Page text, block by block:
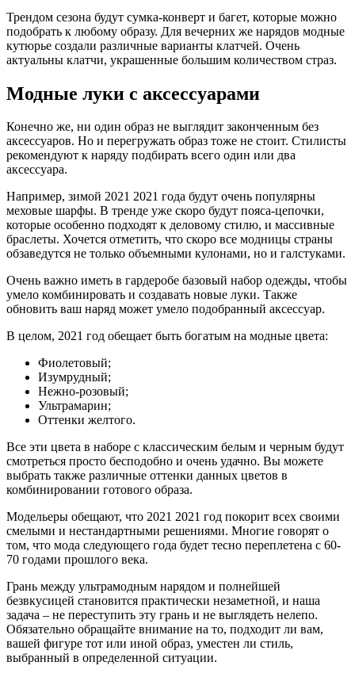
Трендом сезона будут сумка-конверт и багет, которые можно
подобрать к любому образу. Для вечерних же нарядов модные
кутюрье создали различные варианты клатчей. Очень
актуальны клатчи, украшенные большим количеством страз.
Модные луки с аксессуарами
Конечно же, ни один образ не выглядит законченным без
аксессуаров. Но и перегружать образ тоже не стоит. Стилисты
рекомендуют к наряду подбирать всего один или два
аксессуара.
Например, зимой 2021 2021 года будут очень популярны
меховые шарфы. В тренде уже скоро будут пояса-цепочки,
которые особенно подходят к деловому стилю, и массивные
браслеты. Хочется отметить, что скоро все модницы страны
обзаведутся не только объемными кулонами, но и галстуками.
Очень важно иметь в гардеробе базовый набор одежды, чтобы
умело комбинировать и создавать новые луки. Также
обновить ваш наряд может умело подобранный аксессуар.
В целом, 2021 год обещает быть богатым на модные цвета:
Фиолетовый;
Изумрудный;
Нежно-розовый;
Ультрамарин;
Оттенки желтого.
Все эти цвета в наборе с классическим белым и черным будут
смотреться просто бесподобно и очень удачно. Вы можете
выбрать также различные оттенки данных цветов в
комбинировании готового образа.
Модельеры обещают, что 2021 2021 год покорит всех своими
смелыми и нестандартными решениями. Многие говорят о
том, что мода следующего года будет тесно переплетена с 60-
70 годами прошлого века.
Грань между ультрамодным нарядом и полнейшей
безвкусицей становится практически незаметной, и наша
задача – не переступить эту грань и не выглядеть нелепо.
Обязательно обращайте внимание на то, подходит ли вам,
вашей фигуре тот или иной образ, уместен ли стиль,
выбранный в определенной ситуации.